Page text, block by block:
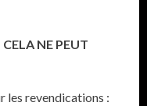
NE PEUT
les revendications :